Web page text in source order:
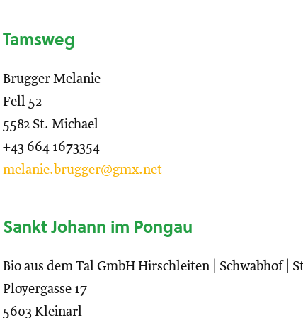
Tamsweg
Brugger Melanie
Fell 52
5582 St. Michael
+43 664 1673354
melanie.brugger@gmx.net
Sankt Johann im Pongau
Bio aus dem Tal GmbH Hirschleiten | Schwabhof |
Ployergasse 17
5603 Kleinarl